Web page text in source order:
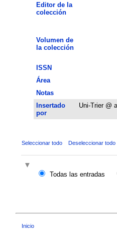
Editor de la
colección
Volumen de
la colección
ISSN
Área
Notas
Insertado
por
Uni-Trier @
Seleccionar todo Deseleccionar todo
Todas las entradas
Inicio